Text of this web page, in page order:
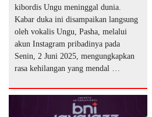
kibordis Ungu meninggal dunia.
Kabar duka ini disampaikan langsung
oleh vokalis Ungu, Pasha, melalui
akun Instagram pribadinya pada
Senin, 2 Juni 2025, mengungkapkan
rasa kehilangan yang mendal …